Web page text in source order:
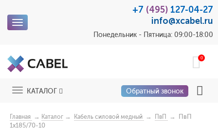
Toggle
+7 (495) 127-04-27
info@xcabel.ru
Понедельник - Пятница: 09:00-18:00
0
ToggleКАТАЛОГ Обратный звонок
Главная → Каталог → Кабель силовой медный → ПвП
→ ПвП
1x185/70-10